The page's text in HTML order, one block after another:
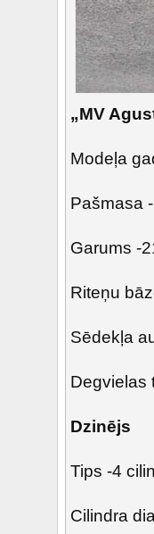
„MV
Modeļa
Pašmasa
Garums -
Riteņu
Sēdekļa
Degvielas
Dzinējs
Tips -4
Cilindra